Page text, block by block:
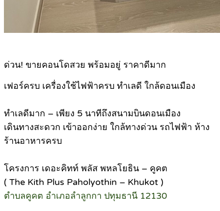
ด่วน! ขายคอนโดสวย พร้อมอยู่ ราคาดีมาก
เฟอร์ครบ เครื่องใช้ไฟฟ้าครบ ทำเลดี ใกล้ดอนเมือง
ทำเลดีมาก – เพียง 5 นาทีถึงสนามบินดอนเมือง
เดินทางสะดวก เข้าออกง่าย ใกล้ทางด่วน รถไฟฟ้า ห้าง
ร้านอาหารครบ
โครงการ เดอะคิทท์ พลัส พหลโยธิน – คูคต
( The Kith Plus Paholyothin – Khukot )
ตำบลคูคต อำเภอลำลูกกา ปทุมธานี 12130